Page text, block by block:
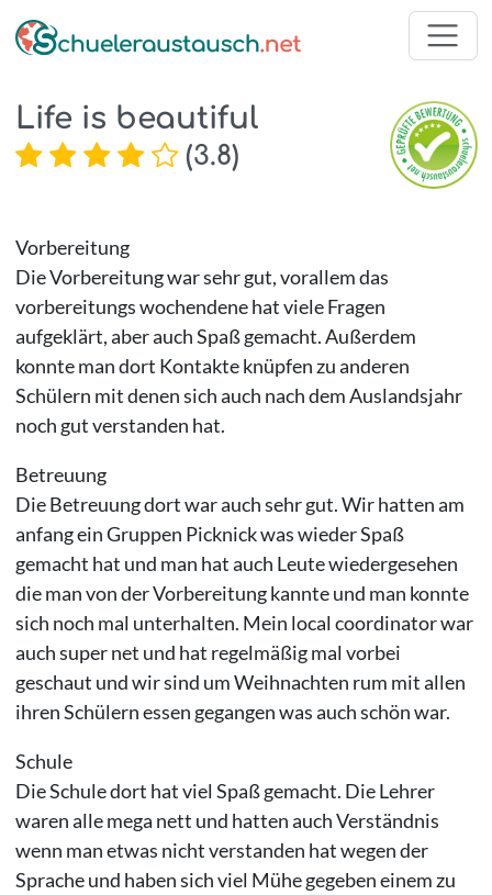
Life is beautiful
(3.8)
Vorbereitung
Die Vorbereitung war sehr gut, vorallem das
vorbereitungs wochendene hat viele Fragen
aufgeklärt, aber auch Spaß gemacht. Außerdem
konnte man dort Kontakte knüpfen zu anderen
Schülern mit denen sich auch nach dem Auslandsjahr
noch gut verstanden hat.
Betreuung
Die Betreuung dort war auch sehr gut. Wir hatten am
anfang ein Gruppen Picknick was wieder Spaß
gemacht hat und man hat auch Leute wiedergesehen
die man von der Vorbereitung kannte und man konnte
sich noch mal unterhalten. Mein local coordinator war
auch super net und hat regelmäßig mal vorbei
geschaut und wir sind um Weihnachten rum mit allen
ihren Schülern essen gegangen was auch schön war.
Schule
Die Schule dort hat viel Spaß gemacht. Die Lehrer
waren alle mega nett und hatten auch Verständnis
wenn man etwas nicht verstanden hat wegen der
Sprache und haben sich viel Mühe gegeben einem zu